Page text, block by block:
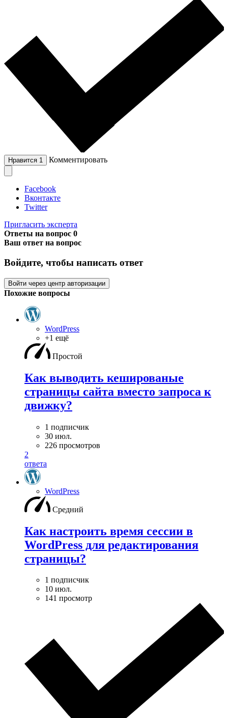
Нравится 1 Комментировать
Facebook
Вконтакте
Twitter
Пригласить эксперта
Ответы на вопрос 0
Ваш ответ на вопрос
Войдите, чтобы написать ответ
Войти через центр авторизации
Похожие вопросы
WordPress
+1 ещё
Простой
Как выводить кешированые
страницы сайта вместо запроса к
движку?
1 подписчик
30 июл.
226 просмотров
2
ответа
WordPress
Средний
Как настроить время сессии в
WordPress для редактирования
страницы?
1 подписчик
10 июл.
141 просмотр